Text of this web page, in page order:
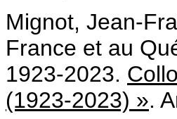
Mignot, Jean-
France et au
1923-2023.
(1923-2023) ».